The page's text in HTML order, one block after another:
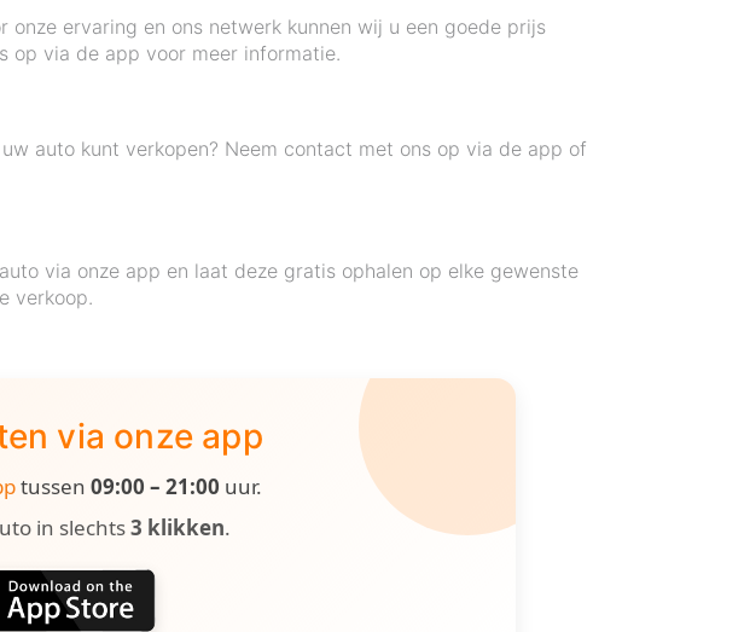
ervaring en ons netwerk kunnen wij u een goede prijs
op via de app voor meer informatie.
auto kunt verkopen? Neem contact met ons op via de app of
via onze app en laat deze gratis ophalen op elke gewenste
verkoop.
via onze app
tussen 09:00 – 21:00 uur.
in slechts3 klikken.